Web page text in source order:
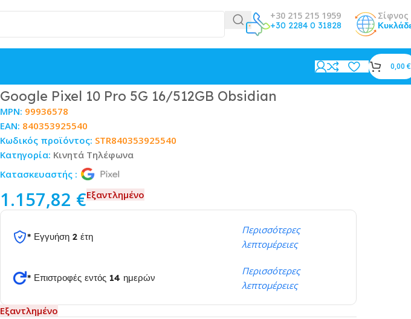
+30 215 215 1959
+30 2284 0 31828
Σίφνος
0,00 €
Google Pixel 10 Pro 5G 16/512GB Obsidian
Κατασκευαστής :
MPN: 99936578
EAN: 840353925540
Κωδικός προϊόντος: STR840353925540
Κατηγορία: Κινητά Τηλέφωνα
1.157,82 €Εξαντλημένο
* Εγγυήση 2 έτη
Περισσότερες
λεπτομέρειες
* Επιστροφές εντός 14 ημερών
Περισσότερες
λεπτομέρειες
Εξαντλημένο